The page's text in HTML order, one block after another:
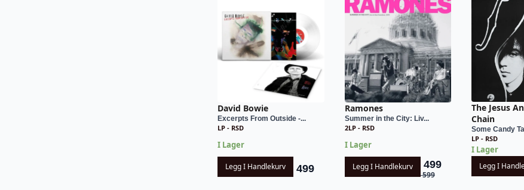
David Bowie
Excerpts From Outside -...
LP - RSD
I Lager
Legg I Handlekurv 499
Ramones
Summer in the City: Liv...
2LP - RSD
I Lager
Legg I Handlekurv
599
Opprinnelig
499
Nåværende
The Jesus
Chain
Some Candy
LP - RSD
I Lager
Legg I